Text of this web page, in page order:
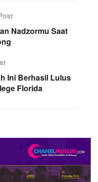
Nadzormu Saat
Ini Berhasil Lulus
Florida